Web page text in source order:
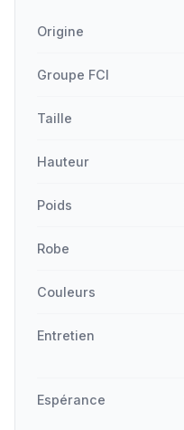
Origine
Groupe FCI
Taille
Hauteur
Poids
Robe
Couleurs
Entretien
Espérance